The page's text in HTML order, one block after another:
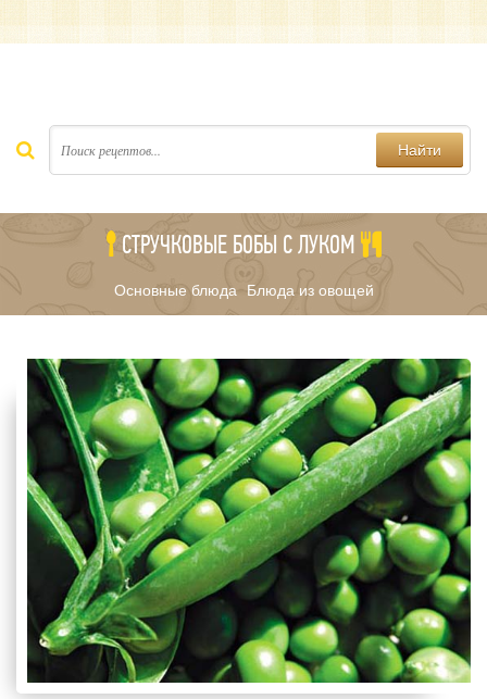
Найти
СТРУЧКОВЫЕ БОБЫ С ЛУКОМ
Основные блюда/ Блюда из овощей